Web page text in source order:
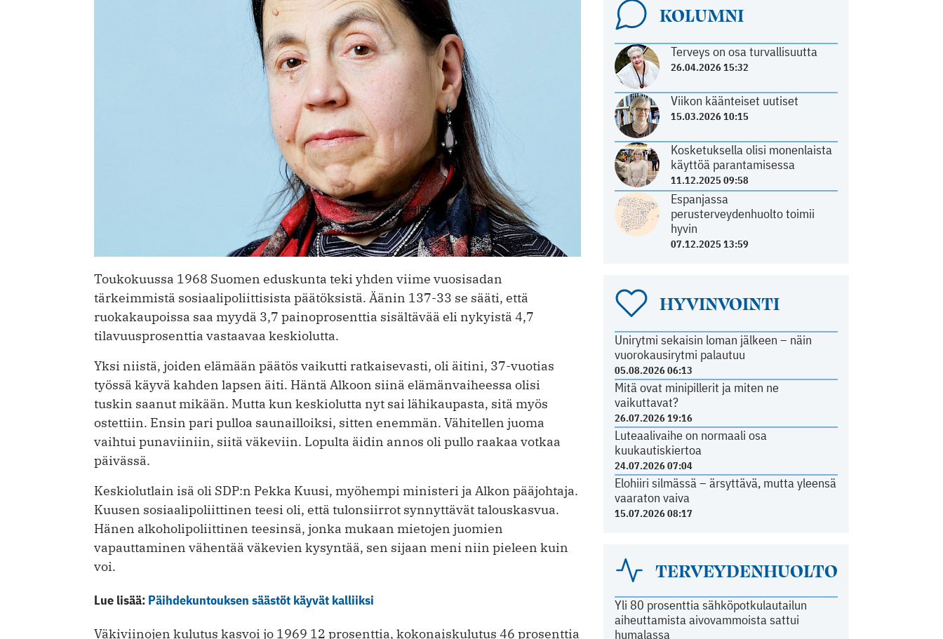
KOLUMNI
Terveys on osa turvallisuutta
26.04.2026 15:32
Viikon käänteiset uutiset
15.03.2026 10:15
Kosketuksella olisi monenlaista
käyttöä parantamisessa
11.12.2025 09:58
Espanjassa
perusterveydenhuolto toimii
hyvin
07.12.2025 13:59
HYVINVOINTI
Unirytmi sekaisin loman jälkeen – näin
vuorokausirytmi palautuu
05.08.2026 06:13
Mitä ovat minipillerit ja miten ne
vaikuttavat?
26.07.2026 19:16
Luteaalivaihe on normaali osa
kuukautiskiertoa
24.07.2026 07:04
Elohiiri silmässä – ärsyttävä, mutta yleensä
vaaraton vaiva
15.07.2026 08:17
TERVEYDENHUOLTO
Yli 80 prosenttia sähköpotkulautailun
aiheuttamista aivovammoista sattui
humalassa
Toukokuussa 1968 Suomen eduskunta teki yhden viime vuosisadan
tärkeimmistä sosiaalipoliittisista päätöksistä. Äänin 137-33 se sääti, että
ruokakaupoissa saa myydä 3,7 painoprosenttia sisältävää eli nykyistä 4,7
tilavuusprosenttia vastaavaa keskiolutta.
Yksi niistä, joiden elämään päätös vaikutti ratkaisevasti, oli äitini, 37-vuotias
työssä käyvä kahden lapsen äiti. Häntä Alkoon siinä elämänvaiheessa olisi
tuskin saanut mikään. Mutta kun keskiolutta nyt sai lähikaupasta, sitä myös
ostettiin. Ensin pari pulloa saunailloiksi, sitten enemmän. Vähitellen juoma
vaihtui punaviiniin, siitä väkeviin. Lopulta äidin annos oli pullo raakaa votkaa
päivässä.
Keskiolutlain isä oli SDP:n Pekka Kuusi, myöhempi ministeri ja Alkon pääjohtaja.
Kuusen sosiaalipoliittinen teesi oli, että tulonsiirrot synnyttävät talouskasvua.
Hänen alkoholipoliittinen teesinsä, jonka mukaan mietojen juomien
vapauttaminen vähentää väkevien kysyntää, sen sijaan meni niin pieleen kuin
voi.
Lue lisää: Päihdekuntouksen säästöt käyvät kalliiksi
Väkiviinojen kulutus kasvoi jo 1969 12 prosenttia, kokonaiskulutus 46 prosenttia